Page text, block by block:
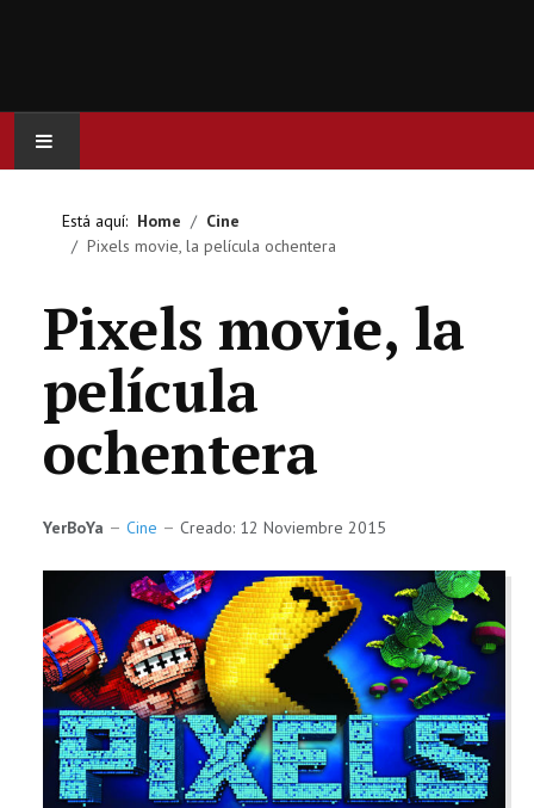
ACTUALIDAD
CINE
SERIES
JUEGOS
LETRAS
CIENCIA
CULTURA
SALUD
Está aquí: Home
Cine
Pixels movie, la película ochentera
Pixels movie, la
película
ochentera
YerBoYa Cine Creado: 12 Noviembre 2015